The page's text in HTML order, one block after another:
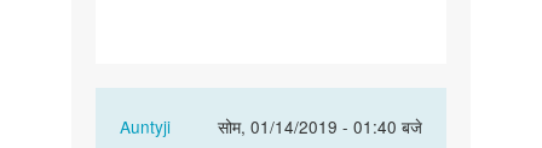
Auntyji
सोम, 01/14/2019 - 01:40 बजे
In